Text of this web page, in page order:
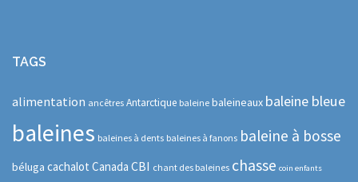
TAGS
alimentation ancêtres Antarctique baleine baleineaux baleine bleue
baleines baleines à dents baleines à fanons baleine à bosse
béluga cachalot Canada CBI chant des baleines chasse coin enfants